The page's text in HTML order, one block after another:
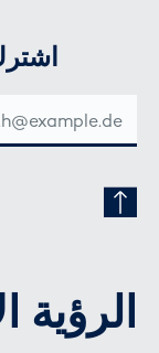
البريد
الإلكتروني
الرؤية